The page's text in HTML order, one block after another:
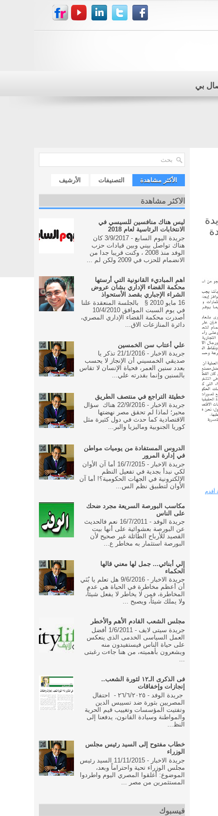
بي
أقدم
الأكثر مشاهدة التصنيفات الأرشيف
الاكثر مشاهدة
ليس هناك منافسين للسيسي في
الانتخابات الرئاسية لعام 2018
جريدة اليوم السابع - 3/9/2017 كان
هناك تواصل بيني وبين قيادات حزب
الوفد منذ 2008 ، وكنت قريبا جدا من
الانضمام للحزب في 2009 ولكن لم ...
اهم المباديء القانونية التي أرستها
محكمة القضاء الإداري بشان عروض
الشراء الإجباري بقصد الأستحواذ
16 مايو 2010 § بالجلسة المنعقدة علنا
في يوم السبت الموافق 10/4/2010
أصدرت محكمة القضاء الإداري المصري،
دائرة المنازعات الاق...
علي أعتاب سن الخمسين
جريدة الاخبار - 21/1/2016 تذكر يا
صديقي الخمسيني أن الإنجاز لا يحسب
بعدد سنين العمر، فحياة الإنسان لا تقاس
بالسنين وإنما بقدرته علي...
خطيئة التراجع في منتصف الطريق
جريدة الاخبار - 22/9/2016 هناك سؤال
محير؛ لماذا لم تحقق مصر نهضتها
الاقتصادية كما حدث في دول كثيرة مثل
كوريا الجنوبية وماليزيا والبر...
الدروس المستفادة من يوميات مواطن
في إدارة المرور
جريدة الاخبار - 16/7/2015 أما آن الأوان
لكي نبدأ بجدية في تفعيل النظم
الإلكترونية في الجهات الحكومية؟! أما آن
الأوان لتطبيق نظم الس...
مكاسب البورصة السريعة مجرد ضحك
على الناس
جريدة الوفد - 16/7/2011 نعم فالحديث
عن البورصة بعشوائية على أنها بيت
القصيد للأرباح الطائلة غير صحيح لأن
البورصة استثمار به مخاطر ع...
إلي أبنائي... جمل لها معني قالها
الحكماء
جريدة الاخبار - 9/6/2016 هل تعلم يا بُنَي
أن أعظم مخاطرة في الحياة هي عدم
المخاطرة، فمن لا يخاطر لا يفعل شيئاً،
ولا يملك شيئاً، ويصبح ...
مجلس الشعب القادم الأهم والأخطر
جريدة سيتى لايف - 1/6/2011 أفضل
العمل السياسى الخدمى الذى ينعكس
على حياة الناس فيستفيدون منه
ويشعرون بأهميته، من هنا جاءت رغبتى
فى الذكرى الـ١٢ لثورة الشعب..
إنجازات وإخفاقات
جريدة الوفد - ٢٦/٦/٢٠٢٥ - احتفال
المصريين بثورة ضد تسييس الدين
وتفتيت المؤسسات وتغييب قيم الحرية
والمواطنة وسيادة القانون، يدفعنا إلى
النظ...
خطاب مفتوح إلى السيد رئيس مجلس
الوزراء
جريدة الاخبار - 11/11/2015 السيد رئيس
مجلس الوزراء تحية واحتراماً وبعد،
الموضوع: أغلقوا المصري اليوم واطردوا
المستثمرين من مصر ...
فيسبوك